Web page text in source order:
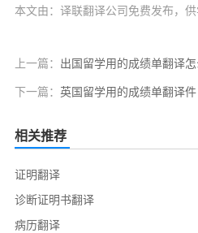
本文由：译联翻译公司免费发布，
上一篇： 出国留学用的成绩单翻译
下一篇： 英国留学用的成绩单翻译件
相关推荐
证明翻译
诊断证明书翻译
病历翻译